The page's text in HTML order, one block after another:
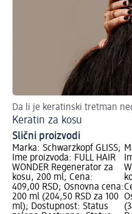
Da li je keratinski tretman
Keratin za kosu
Slični proizvodi
Marka: Schwarzkopf GLISS;
Ime proizvoda: FULL HAIR
WONDER Regenerator za
kosu, 200 ml; Cena:
409,00 RSD; Osnovna cena:
200 ml (204,50 RSD za 100
ml); Dostupnost: Status